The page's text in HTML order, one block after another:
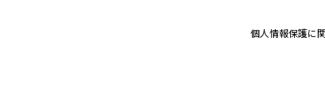
個人情報保護に